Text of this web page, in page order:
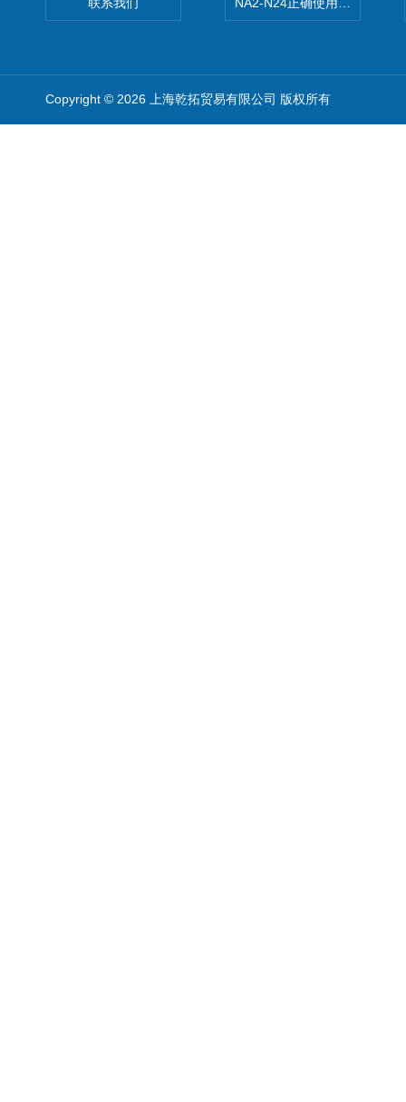
Copyright © 2026 上海乾拓贸易有限公司 版权所有